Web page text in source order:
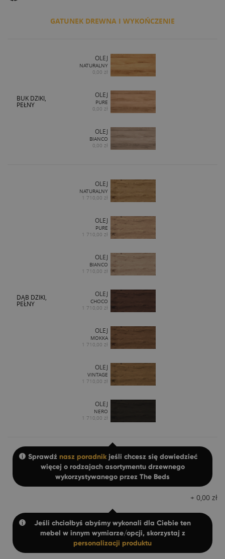
GATUNEK DREWNA I WYKOŃCZENIE
BUK DZIKI,
PEŁNY
OLEJ
NATURALNY
0,00 zł
OLEJ
PURE
0,00 zł
OLEJ
BIANCO
0,00 zł
DĄB DZIKI,
PEŁNY
OLEJ
NATURALNY
1 710,00 zł
OLEJ
PURE
1 710,00 zł
OLEJ
BIANCO
1 710,00 zł
OLEJ
CHOCO
1 710,00 zł
OLEJ
MOKKA
1 710,00 zł
OLEJ
VINTAGE
1 710,00 zł
OLEJ
NERO
1 710,00 zł
Sprawdź nasz poradnikjeśli chcesz się dowiedzieć
więcej o rodzajach asortymentu drzewnego
wykorzystywanego przez The Beds
+ 0,00 zł
Jeśli chciałbyś abyśmy wykonali dla Ciebie ten
mebel w innym wymiarze/opcji, skorzystaj z
personalizacji produktu